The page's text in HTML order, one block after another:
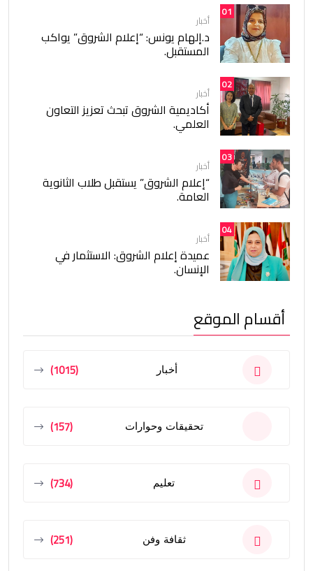
01
أخبار
د.إلهام يونس: “إعلام الشروق” يواكب
المستقبل.
02
أخبار
أكاديمية الشروق تبحث تعزيز التعاون
العلمي.
03
أخبار
“إعلام الشروق” يستقبل طلاب الثانوية
العامة.
04
أخبار
عميدة إعلام الشروق: الاستثمار في
الإنسان.
أقسام الموقع
أخبار (1015)
تحقيقات وحوارات (157)
تعليم (734)
ثقافة وفن (251)